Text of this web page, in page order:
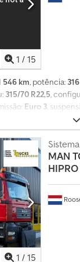
1 / 15
546 km, potência:
315/70 R22,5,
Euro 3,
,
= - Depósito de
Csdpfszrml Uex Ak
de
Suspensão:
kg Reservado:
1 / 15
MAN